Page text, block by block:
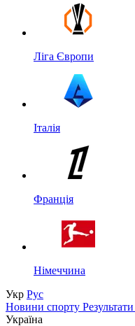
Ліга Європи
Італія
Франція
Німеччина
Укр Рус
Новини спорту Результати
Україна